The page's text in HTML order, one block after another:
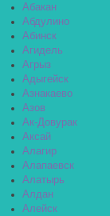
Абакан
Абдулино
Абинск
Агидель
Агрыз
Адыгейск
Азнакаево
Азов
Ак-Довурак
Аксай
Алагир
Алапаевск
Алатырь
Алдан
Алейск